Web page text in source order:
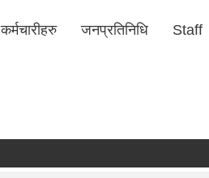
कर्मचारीहरु जनप्रतिनिधि Staff